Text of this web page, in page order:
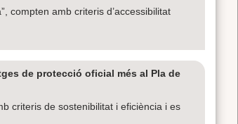
compten amb criteris d’accessibilitat
de protecció oficial més al Pla de
criteris de sostenibilitat i eficiència i es